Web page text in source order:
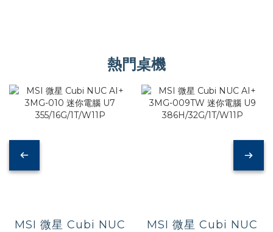
熱門桌機
MSI 微星 Cubi NUC
MSI 微星 Cubi NUC